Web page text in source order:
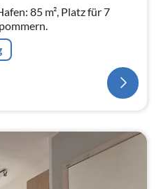
85 m², Platz für 7